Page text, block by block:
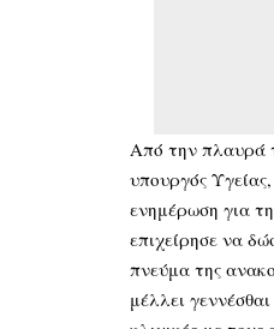
Από την πλαυρά
υπουργός
ενημέρωση για
επιχείρησε να
πνεύμα της
μέλλει